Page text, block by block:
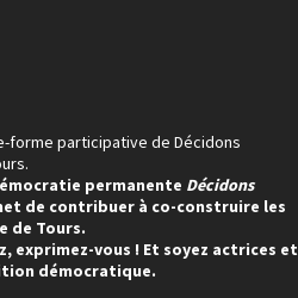
forme participative de Décidons
permanente Décidons
de contribuer à co-construire les
de Tours.
exprimez-vous ! Et soyez actrices et
démocratique.